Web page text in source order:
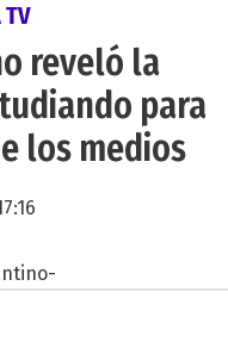
TV
reveló la
para
los medios